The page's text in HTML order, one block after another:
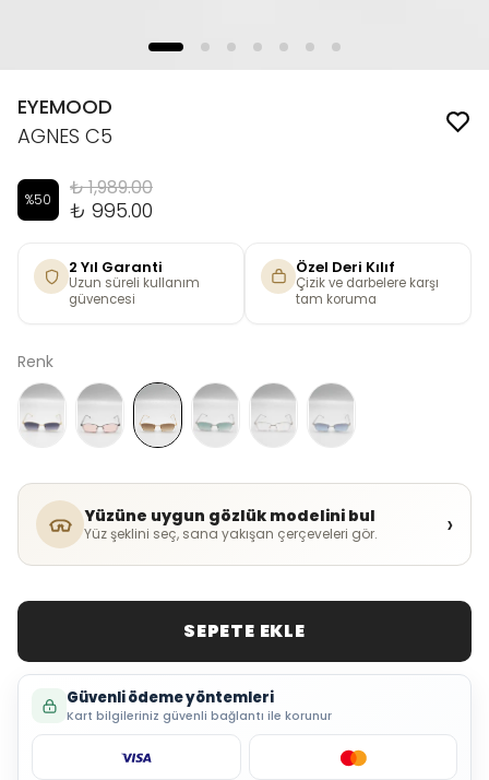
EYEMOOD
AGNES C5
%50 ₺ 1,989.00
₺ 995.00
2 Yıl Garanti
Uzun süreli kullanım
güvencesi
Özel Deri Kılıf
Çizik ve darbelere karşı
tam koruma
Renk
Yüzüne uygun gözlük modelini bul
Yüz şeklini seç, sana yakışan çerçeveleri gör. ›
SEPETE EKLE
Güvenli ödeme yöntemleri
Kart bilgileriniz güvenli bağlantı ile korunur